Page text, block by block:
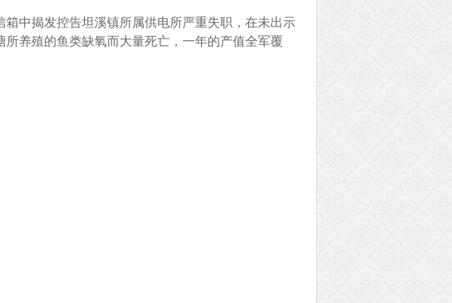
中揭发控告坦溪镇所属供电所严重失职，在未出示
养殖的鱼类缺氧而大量死亡，一年的产值全军覆